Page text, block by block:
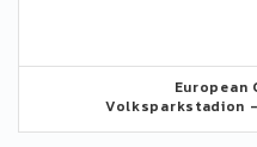
European
Volksparkstadion